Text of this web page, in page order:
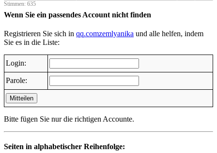
Stimmen: 635
Wenn Sie ein passendes Account nicht finden
Registrieren Sie sich in qq.comzemlyanika und alle helfen, indem
Sie es in die Liste:
Login:
Parole:
Mitteilen
Bitte fügen Sie nur die richtigen Accounte.
Seiten in alphabetischer Reihenfolge: